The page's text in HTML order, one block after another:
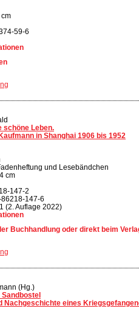
cm
59-6
schöne Leben.
in Shanghai 1906 bis 1952
und Lesebändchen
cm
147-2
147-6
(2. Auflage 2022)
Buchhandlung oder direkt beim
(Hg.)
Sandbostel
Nachgeschichte eines